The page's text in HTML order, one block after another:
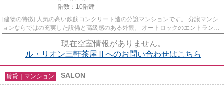
階数：10階建
[建物の特徴] 人気の高い鉄筋コンクリート造の分譲マンションです。 分譲マンシ
ョンならではの充実した設備と高級感のある外観。 オートロックのエントランス
なのでセキュリティ面でも...
現在空室情報がありません。
ル・リオン三軒茶屋Ⅱへのお問い合わせはこちら
賃貸｜マンション SALON